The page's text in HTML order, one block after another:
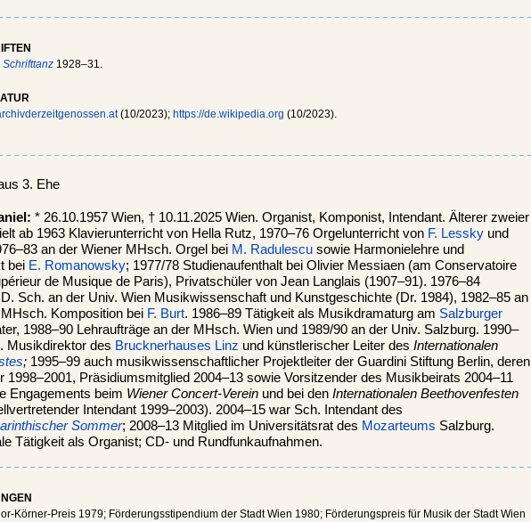
Schrifttanz 1928–31.
(10/2023); https://de.wikipedia.org (10/2023).
3. Ehe
* 26.10.1957 Wien, † 10.11.2025 Wien. Organist, Komponist, Intendant. Älterer zweier
ab 1963 Klavierunterricht von Hella Rutz, 1970–76 Orgelunterricht von F. Lessky und
an der Wiener MHsch. Orgel bei M. Radulescu sowie Harmonielehre und
bei E. Romanowsky; 1977/78 Studienaufenthalt bei Olivier Messiaen (am Conservatoire
de Musique de Paris), Privatschüler von Jean Langlais (1907–91). 1976–84
Sch. an der Univ. Wien Musikwissenschaft und Kunstgeschichte (Dr. 1984), 1982–85 an
Komposition bei F. Burt. 1986–89 Tätigkeit als Musikdramaturg am Salzburger
1988–90 Lehraufträge an der MHsch. Wien und 1989/90 an der Univ. Salzburg. 1990–
Musikdirektor des Brucknerhauses Linz und künstlerischer Leiter des Internationalen
; 1995–99 auch musikwissenschaftlicher Projektleiter der Guardini Stiftung Berlin, deren
1998–2001, Präsidiumsmitglied 2004–13 sowie Vorsitzender des Musikbeirats 2004–11
Engagements beim Wiener Concert-Verein und bei den Internationalen Beethovenfesten
Intendant 1999–2003). 2004–15 war Sch. Intendant des
Sommer; 2008–13 Mitglied im Universitätsrat des Mozarteums Salzburg.
Tätigkeit als Organist; CD- und Rundfunkaufnahmen.
Körner-Preis 1979; Förderungsstipendium der Stadt Wien 1980; Förderungspreis für Musik der Stadt Wien